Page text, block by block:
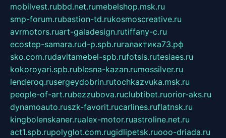
mobilvest.rubbd.net.rumebelshop.msk.ru
smp-forum.rubastion-td.rukosmoscreative.ru
avrmotors.ruart-galadesign.rutiffany-c.ru
ecostep-samara.rud-p.spb.ruгалактика73.рф
sko.com.rudavitamebel-spb.rufotsis.rutesiaes.ru
kokoroyari.spb.rublesna-kazan.rumossilver.ru
lenderoq.rusergeydobrin.rutochkazvuka.msk.ru
people-of-art.rubezzubova.ruclubtibet.ruorior-aks.ru
dynamoauto.ruszk-favorit.rucarlines.ruflatnsk.ru
kingbolenskaner.rualex-motor.ruastroline.net.ru
act1.spb.rupolyglot.com.rugidlipetsk.ruooo-driada.ru